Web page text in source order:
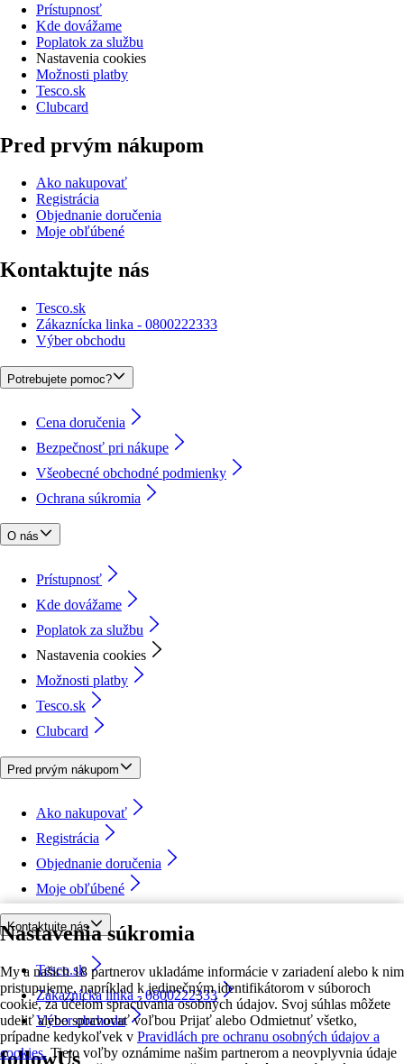
Nastavenia súkromia
My a našich 18 partnerov ukladáme informácie v zariadení alebo k nim
pristupujeme, napríklad k jedinečným identifikátorom v súboroch
cookie, za účelom spracúvania osobných údajov. Svoj súhlas môžete
udeliť alebo spravovať voľbou Prijať alebo Odmietnuť všetko,
prípadne kedykoľvek v Pravidlách pre ochranu osobných údajov a
cookies. Tieto voľby oznámime našim partnerom a neovplyvnia údaje
Prístupnosť
Kde dovážame
Poplatok za službu
Nastavenia cookies
Možnosti platby
Tesco.sk
Clubcard
Pred prvým nákupom
Ako nakupovať
Registrácia
Objednanie doručenia
Moje obľúbené
Kontaktujte nás
Tesco.sk
Zákaznícka linka - 0800222333
Výber obchodu
Potrebujete pomoc?
Cena doručenia
Bezpečnosť pri nákupe
Všeobecné obchodné podmienky
Ochrana súkromia
O nás
Prístupnosť
Kde dovážame
Poplatok za službu
Nastavenia cookies
Možnosti platby
Tesco.sk
Clubcard
Pred prvým nákupom
Ako nakupovať
Registrácia
Objednanie doručenia
Moje obľúbené
Kontaktujte nás
Tesco.sk
Zákaznícka linka - 0800222333
Výber obchodu
followUs